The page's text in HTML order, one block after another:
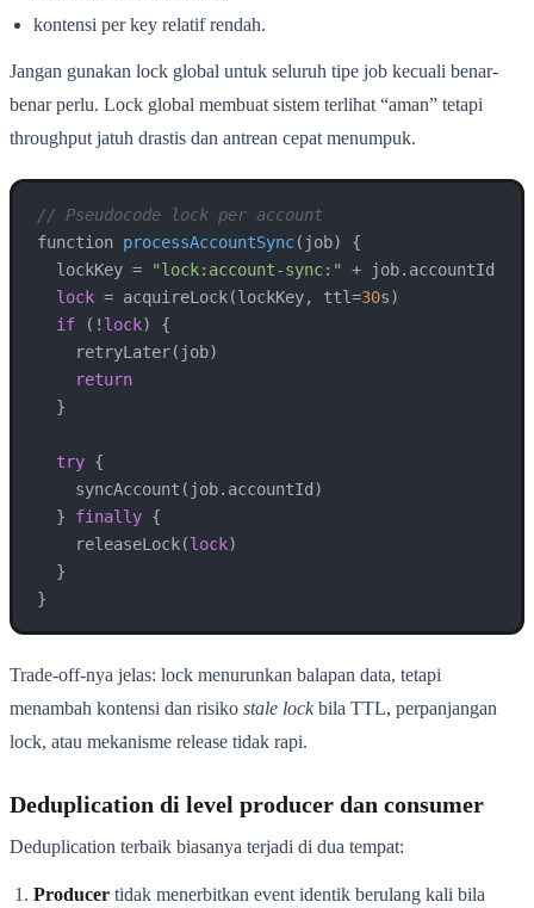
kontensi per key relatif rendah.
Jangan gunakan lock global untuk seluruh tipe job kecuali benar-
benar perlu. Lock global membuat sistem terlihat “aman” tetapi
throughput jatuh drastis dan antrean cepat menumpuk.
// Pseudocode lock per account
function processAccountSync( job) {
  lockKey =
"lock:account-sync:" + job.accountId
lock = acquireLock(lockKey, ttl=30s)
if (! lock) {
    retryLater(job)
return
  }
try {
    syncAccount(job.accountId)
  }
finally {
    releaseLock(
lock)
  }
}
Trade-off-nya jelas: lock menurunkan balapan data, tetapi
menambah kontensi dan risiko stale lockbila TTL, perpanjangan
lock, atau mekanisme release tidak rapi.
Deduplication di level producer dan consumer
Deduplication terbaik biasanya terjadi di dua tempat:
Producer tidak menerbitkan event identik berulang kali bila